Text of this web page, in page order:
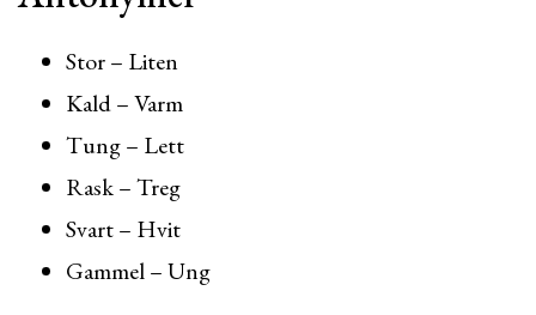
Stor – Liten
Kald – Varm
Tung – Lett
Rask – Treg
Svart – Hvit
Gammel – Ung